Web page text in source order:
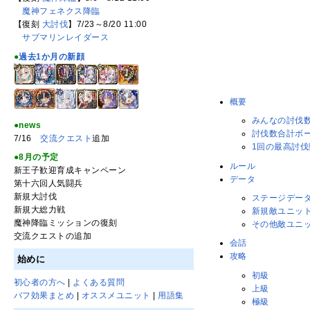
概要
みんなの討伐
討伐数合計ボ
1回の最高討
ルール
データ
ステージデータ
新規敵ユニット
その他敵ユニ
会話
攻略
初級
上級
極級
魔神フェネクス降臨
【復刻 大討伐】7/23～8/20 11:00
サブマリンレイダース
●過去1か月の新顔
●news
7/16交流クエスト追加
●8月の予定
新王子歓迎育成キャンペーン
第十六回人気闘兵
新規大討伐
新規大総力戦
魔神降臨ミッションの復刻
交流クエストの追加
始めに
初心者の方へ | よくある質問
バフ効果まとめ | オススメユニット | 用語集